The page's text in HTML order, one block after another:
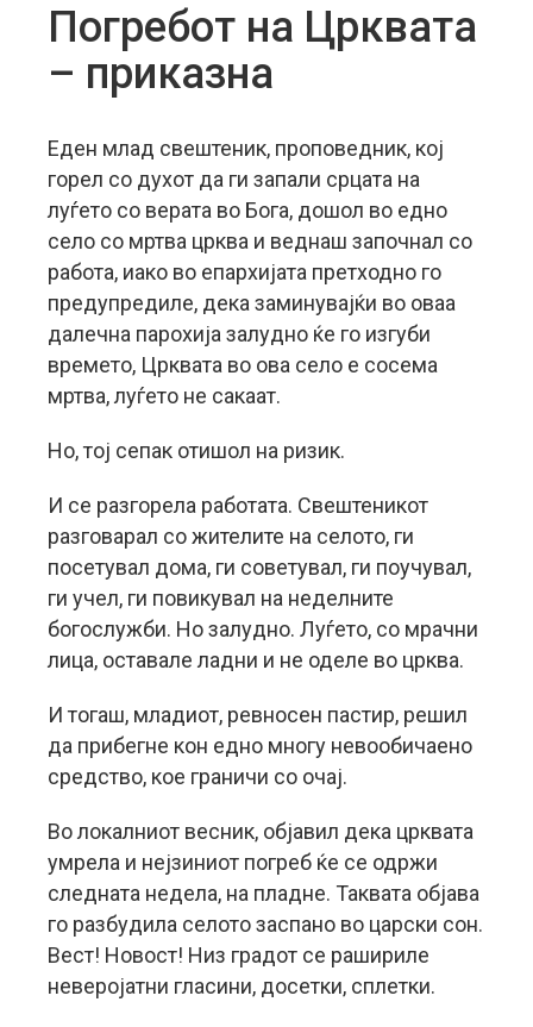
Погребот на Црквата
– приказна
Еден млад свештеник, проповедник, кој
горел со духот да ги запали срцата на
луѓето со верата во Бога, дошол во едно
село со мртва црква и веднаш започнал со
работа, иако во епархијата претходно го
предупредиле, дека заминувајќи во оваа
далечна парохија залудно ќе го изгуби
времето, Црквата во ова село е сосема
мртва, луѓето не сакаат.
Но, тој сепак отишол на ризик.
И се разгорела работата. Свештеникот
разговарал со жителите на селото, ги
посетувал дома, ги советувал, ги поучувал,
ги учел, ги повикувал на неделните
богослужби. Но залудно. Луѓето, со мрачни
лица, оставале ладни и не оделе во црква.
И тогаш, младиот, ревносен пастир, решил
да прибегне кон едно многу невообичаено
средство, кое граничи со очај.
Во локалниот весник, објавил дека црквата
умрела и нејзиниот погреб ќе се одржи
следната недела, на пладне. Таквата објава
го разбудила селото заспано во царски сон.
Вест! Новост! Низ градот се рашириле
неверојатни гласини, досетки, сплетки.